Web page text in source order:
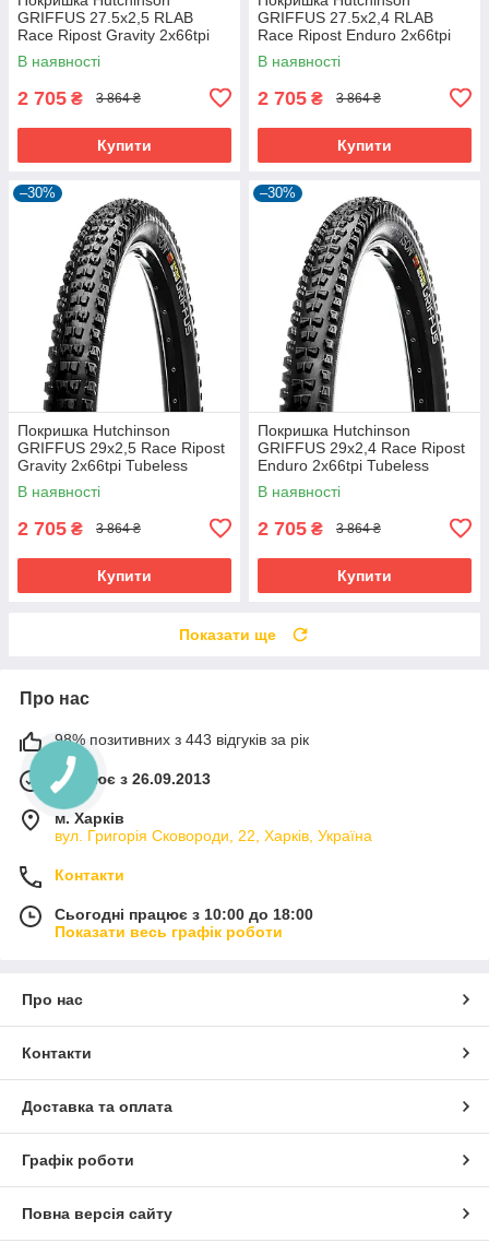
GRIFFUS 27.5х2,5 RLAB
Race Ripost Gravity 2x66tpi
Tubeless Ready Складна
Black
В наявності
2 705 ₴ 3 864 ₴
Купити
GRIFFUS 27.5х2,4 RLAB
Race Ripost Enduro 2x66tpi
Tubeless Ready Складна
Black
В наявності
2 705 ₴ 3 864 ₴
Купити
–30%
Покришка Hutchinson
GRIFFUS 29х2,5 Race Ripost
Gravity 2x66tpi Tubeless
Ready Складана Black
В наявності
2 705 ₴ 3 864 ₴
Купити
–30%
Покришка Hutchinson
GRIFFUS 29х2,4 Race Ripost
Enduro 2x66tpi Tubeless
Ready Складана Black
В наявності
2 705 ₴ 3 864 ₴
Купити
Показати ще
Про нас
98% позитивних з 443 відгуків за рік
Працює з 26.09.2013
м. Харків
вул. Григорія Сковороди, 22, Харків, Україна
Контакти
Сьогодні працює з 10:00 до 18:00
Показати весь графік роботи
Про нас
Контакти
Доставка та оплата
Графік роботи
Повна версія сайту